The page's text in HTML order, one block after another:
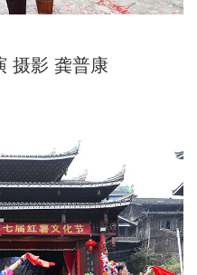
影 龚普康